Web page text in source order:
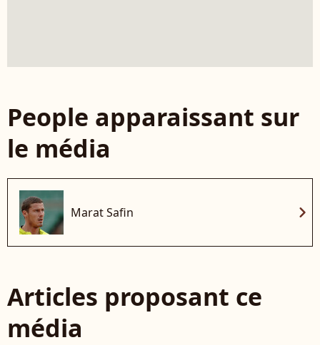
People apparaissant sur
le média
Marat Safin chevron_right
Articles proposant ce
média